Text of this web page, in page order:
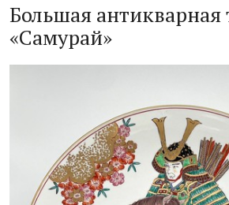
Большая антикварная
«Самурай»